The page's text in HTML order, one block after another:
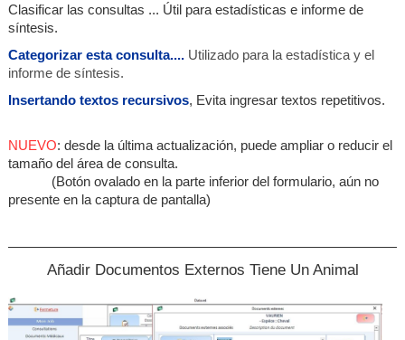
Clasificar las consultas ... Útil para estadísticas e informe de
síntesis.
Categorizar esta consulta.... Utilizado para la estadística y el
informe de síntesis.
Insertando textos recursivos, Evita ingresar textos repetitivos.
NUEVO: desde la última actualización, puede ampliar o reducir el
tamaño del área de consulta.
(Botón ovalado en la parte inferior del formulario, aún no
presente en la captura de pantalla)
Añadir Documentos Externos Tiene Un Animal